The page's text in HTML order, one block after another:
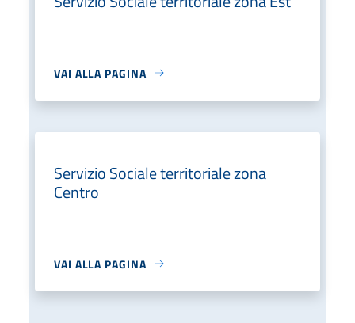
VAI ALLA PAGINA
Servizio Sociale territoriale zona
Centro
VAI ALLA PAGINA